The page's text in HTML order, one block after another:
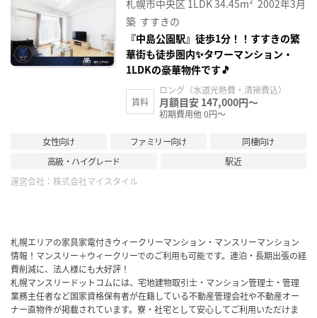
に入
札幌市中央区 1LDK34.45m² 2002年3月
築 すすきの
『中島公園駅』徒歩1分！！すすきの繁
華街も徒歩圏内✨タワーマンション・
1LDKの豪華物件です🎵
賃料
ロング（水道光熱費・清掃費込）
月額目安 147,000円～
初期費用他 0円～
女性向け ファミリー向け
同棲向け
高級・ハイグレード
駅近
運営会社： 株式会社マイスタイル
札幌エリアの家具家電付きウィークリーマンション・マンスリーマンション
情報！マンスリー＋ウィークリーでのご利用も可能です。連泊・長期出張の経
費削減に、法人様にも大好評！
札幌マンスリードットコムには、宅地建物取引士・マンション管理士・管理
業務主任者など国家資格保有者が在籍している不動産管理会社や不動産オー
ナー直物件が掲載されています。寮・社宅として安心してご利用いただけま